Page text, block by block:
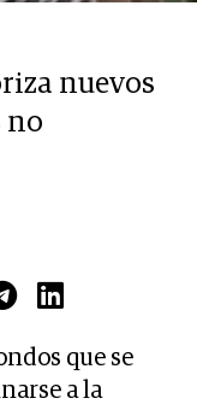
nuevos
no
que se
a la